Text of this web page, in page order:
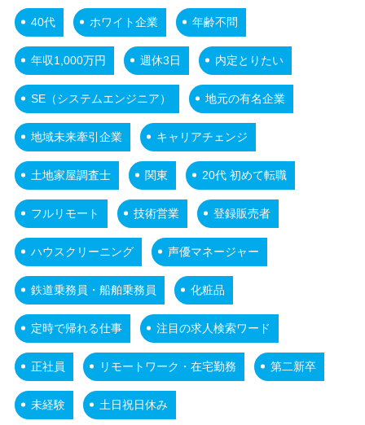
40代 ホワイト企業 年齢不問
年収1,000万円 週休3日 内定とりたい
SE（システムエンジニア） 地元の有名企業
地域未来牽引企業 キャリアチェンジ
土地家屋調査士 関東 20代 初めて転職
フルリモート 技術営業 登録販売者
ハウスクリーニング 声優マネージャー
鉄道乗務員・船舶乗務員 化粧品
定時で帰れる仕事 注目の求人検索ワード
正社員 リモートワーク・在宅勤務 第二新卒
未経験 土日祝日休み